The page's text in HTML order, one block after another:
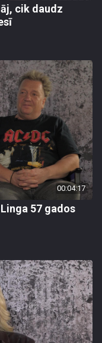
cik daudz
00:04:17
57 gados